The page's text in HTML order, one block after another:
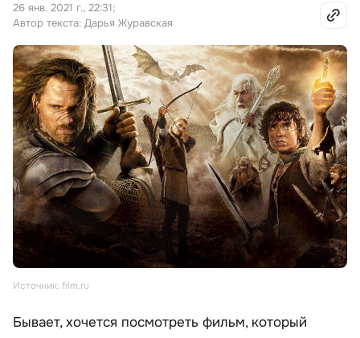
26 янв. 2021 г., 22:31;
Автор текста: Дарья Журавская
Источник: film.ru
Бывает, хочется посмотреть фильм, который